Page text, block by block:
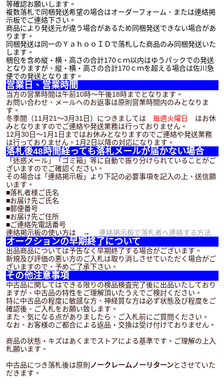
等確認お願いします。
複数落札で同梱発送希望の場合はオーダーフォーム、または連絡掲
示板でご連絡下さい。
商品により発送元が違う場合があるため同梱発送できない場合があ
ります。
同梱発送は同一のＹａｈｏｏＩＤで落札した商品のみ同梱発送いた
します。
梱包を含め縦・横・高さの合計170ｃｍ以内はゆうパックでの発送
となりますが、縦・横・高さの合計170ｃｍを超える場合は佐川急
便での発送となります。
営業日、営業時間
当方の営業時間は午前10時～午後18時までとなります。
お問い合わせ、メールへのお返事は原則営業時間内のみとなりま
す。
冬季間（11月21～3月31日）につきましては 毎週火曜日 はお休
みとなりますのでご連絡や発送業務は行っておりません。
12月30日～1月1日まではお休みとなりますのでご連絡や発送業務
は行っておりません。1月2日以降の対応になります。
落札後48時間経っても落札メールが届かない場合
「迷惑メール」「ゴミ箱」等に自動で振り分けられていることがご
ざいますのでご確認ください。
その場合は「連絡掲示板」より下記の必要事項を記入の上、送信願
います。
■落札者様ご氏名
■お届け先ご氏名
■郵便番号
■お届け先ご住所
■ご連絡先電話番号
連絡掲示板の使い方は → 連絡掲示板で落札者へ連絡する方法
オークションの早期終了について
出品商品については予告なく早期終了する場合がございます。
新規及び評価の悪い方のご入札は取り消しさせていただく場合がご
ざいますので、予めご了承下さい。
その他注意事項
中古品に関してはできる限りの検品検査完了後に出品いたしており
ますが、中古品の特性をご理解頂いたうえでご検討ください。
特に中古品の程度に敏感な方、神経質な方は必ず状態及び程度をご
確認後、ご入札をお願い致します。
また、気になる点がありましたら、ご入札前にご質問ください。
なお、お客様のご都合による返品・交換は受け付けておりません。
商品の状態・キズはあくまでストアによる基準です。ご理解の上入
札願います。
中古品につき落札後は原則ノークレームノーリターンとさせていた
だきます。